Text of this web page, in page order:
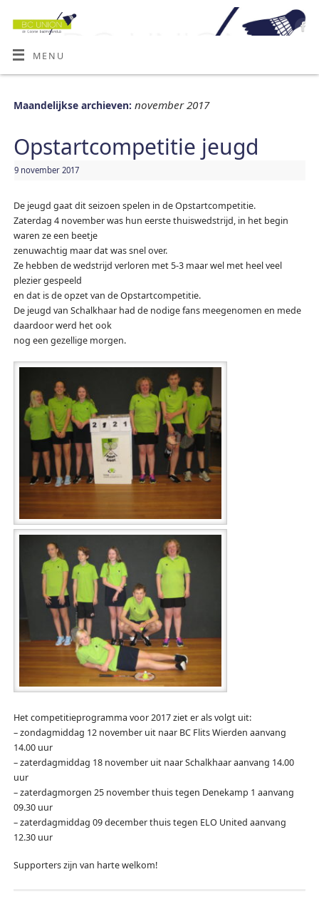
MENU
Maandelijkse archieven: november 2017
Opstartcompetitie jeugd
9 november 2017
De jeugd gaat dit seizoen spelen in de Opstartcompetitie.
Zaterdag 4 november was hun eerste thuiswedstrijd, in het begin
waren ze een beetje
zenuwachtig maar dat was snel over.
Ze hebben de wedstrijd verloren met 5-3 maar wel met heel veel
plezier gespeeld
en dat is de opzet van de Opstartcompetitie.
De jeugd van Schalkhaar had de nodige fans meegenomen en mede
daardoor werd het ook
nog een gezellige morgen.
Het competitieprogramma voor 2017 ziet er als volgt uit:
– zondagmiddag 12 november uit naar BC Flits Wierden aanvang
14.00 uur
– zaterdagmiddag 18 november uit naar Schalkhaar aanvang 14.00
uur
– zaterdagmorgen 25 november thuis tegen Denekamp 1 aanvang
09.30 uur
– zaterdagmiddag 09 december thuis tegen ELO United aanvang
12.30 uur
Supporters zijn van harte welkom!